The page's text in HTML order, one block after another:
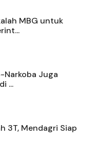
MBG untuk
Narkoba Juga
...
3T, Mendagri Siap